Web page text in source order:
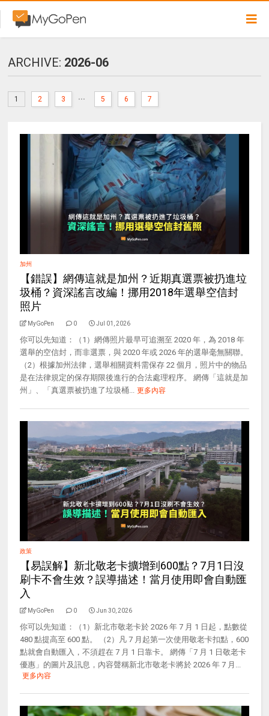
ARCHIVE: 2026-06
1 2 3 ... 5 6 7
加州
【錯誤】網傳這就是加州？近期真選票被扔進垃
圾桶？資深謠言改編！挪用2018年選舉空信封
照片
MyGoPen 0 Jul 01, 2026
你可以先知道：（1）網傳照片最早可追溯至 2020 年，為 2018 年
選舉的空信封，而非選票，與 2020 年或 2026 年的選舉毫無關聯。
（2）根據加州法律，選舉相關資料需保存 22 個月，照片中的物品
是在法律規定的保存期限後進行的合法處理程序。 網傳「這就是加
州」、「真選票被扔進了垃圾桶... 更多內容
政策
【易誤解】新北敬老卡擴增到600點？7月1日沒
刷卡不會生效？誤導描述！當月使用即會自動匯
入
MyGoPen 0 Jun 30, 2026
你可以先知道：（1）新北市敬老卡於 2026 年 7 月 1 日起，點數從
480 點提高至 600 點。 （2）凡 7 月起第一次使用敬老卡扣點，600
點就會自動匯入，不須趕在 7 月 1 日靠卡。 網傳「7 月 1 日敬老卡
優惠」的圖片及訊息，內容聲稱新北市敬老卡將於 2026 年 7 月...
更多內容